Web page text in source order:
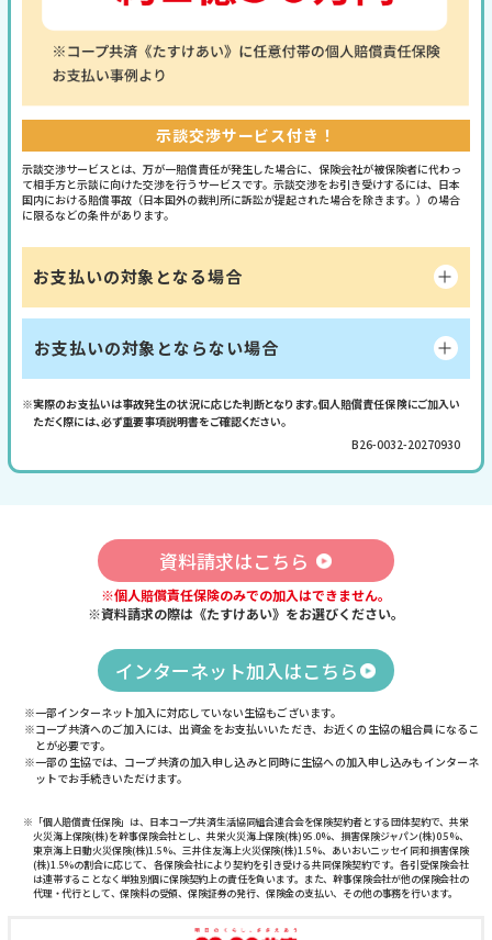
示談交渉サービス付き！
示談交渉サービスとは、万が一賠償責任が発生した場合に、保険会社が被保険者に代わっ
て相手方と示談に向けた交渉を行うサービスです。示談交渉をお引き受けするには、日本
国内における賠償事故（日本国外の裁判所に訴訟が提起された場合を除きます。）の場合
に限るなどの条件があります。
お支払いの対象となる場合
お支払いの対象とならない場合
※実際のお支払いは事故発生の状況に応じた判断となります。個人賠償責任保険にご加入い
ただく際には、必ず重要事項説明書をご確認ください。
B26-0032-20270930
資料請求はこちら
※個人賠償責任保険のみでの加入はできません。
※資料請求の際は《たすけあい》をお選びください。
インターネット加入はこちら
※一部インターネット加入に対応していない生協もございます。
※コープ共済へのご加入には、出資金をお支払いいただき、お近くの生協の組合員になるこ
とが必要です。
※一部の生協では、コープ共済の加入申し込みと同時に生協への加入申し込みもインターネ
ットでお手続きいただけます。
※「個人賠償責任保険」は、日本コープ共済生活協同組合連合会を保険契約者とする団体契約で、共栄
火災海上保険(株)を幹事保険会社とし、共栄火災海上保険(株)95.0%、損害保険ジャパン(株)0.5%、
東京海上日動火災保険(株)1.5%、三井住友海上火災保険(株)1.5%、あいおいニッセイ同和損害保険
(株)1.5%の割合に応じて、各保険会社により契約を引き受ける共同保険契約です。各引受保険会社
は連帯することなく単独別個に保険契約上の責任を負います。また、幹事保険会社が他の保険会社の
代理・代行として、保険料の受領、保険証券の発行、保険金の支払い、その他の事務を行います。